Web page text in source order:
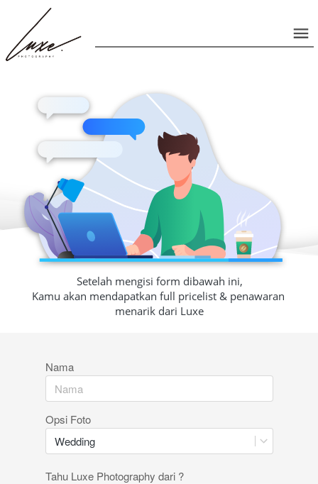
Setelah mengisi form dibawah ini,
Kamu akan mendapatkan full pricelist & penawaran
menarik dari Luxe
Nama
Opsi Foto
Wedding
Tahu Luxe Photography dari ?